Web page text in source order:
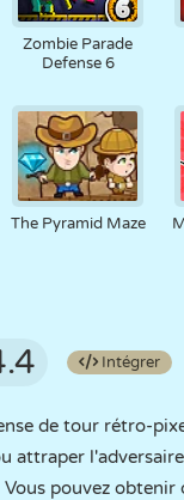
Zombie Parade
Defense 6
The Pyramid Maze
Intégrer
de tour rétro-
attraper
pouvez obtenir